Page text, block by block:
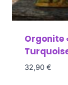
Orgonite
32,90 €